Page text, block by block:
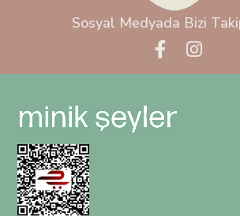
Sosyal Medyada Bizi